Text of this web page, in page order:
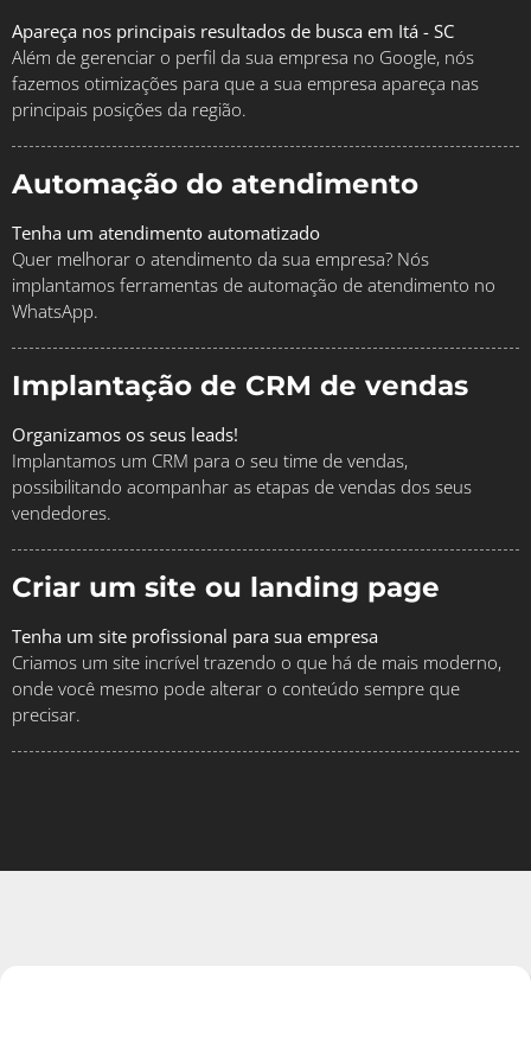
Apareça nos principais resultados de busca em Itá - SC
Além de gerenciar o perfil da sua empresa no Google, nós
fazemos otimizações para que a sua empresa apareça nas
principais posições da região.
Automação do atendimento
Tenha um atendimento automatizado
Quer melhorar o atendimento da sua empresa? Nós
implantamos ferramentas de automação de atendimento no
WhatsApp.
Implantação de CRM de vendas
Organizamos os seus leads!
Implantamos um CRM para o seu time de vendas,
possibilitando acompanhar as etapas de vendas dos seus
vendedores.
Criar um site ou landing page
Tenha um site profissional para sua empresa
Criamos um site incrível trazendo o que há de mais moderno,
onde você mesmo pode alterar o conteúdo sempre que
precisar.